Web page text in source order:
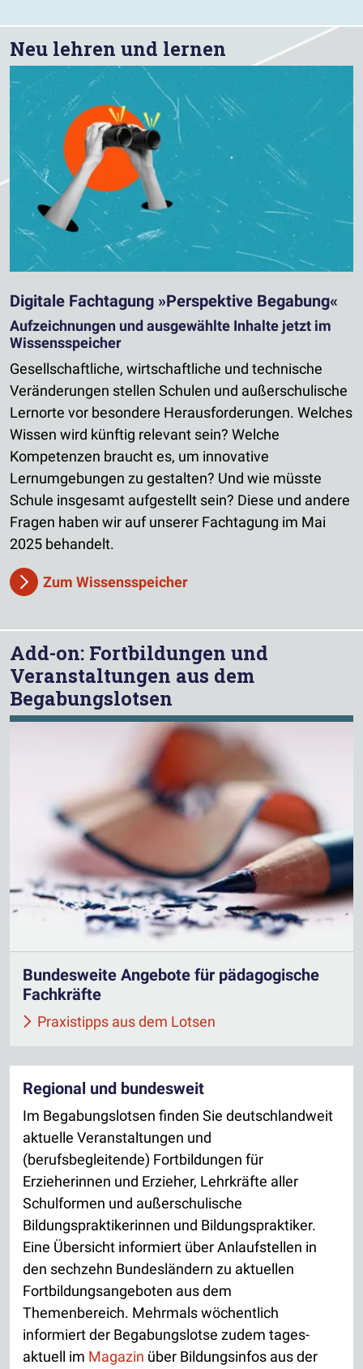
Neu lehren und lernen
Digitale Fachtagung »Perspektive Begabung«
Aufzeichnungen und ausgewählte Inhalte jetzt im
Wissensspeicher
Gesellschaftliche, wirtschaftliche und technische
Veränderungen stellen Schulen und außerschulische
Lernorte vor besondere Herausforderungen. Welches
Wissen wird künftig relevant sein? Welche
Kompetenzen braucht es, um innovative
Lernumgebungen zu gestalten? Und wie müsste
Schule insgesamt aufgestellt sein? Diese und andere
Fragen haben wir auf unserer Fachtagung im Mai
2025 behandelt.
Zum Wissensspeicher
Add-on: Fortbildungen und
Veranstaltungen aus dem
Begabungslotsen
Bundesweite Angebote für pädagogische
Fachkräfte
Praxistipps aus dem Lotsen
Regional und bundesweit
Im Begabungslotsen finden Sie deutschlandweit
aktuelle Veranstaltungen und
(berufsbegleitende) Fortbildungen für
Erzieherinnen und Erzieher, Lehrkräfte aller
Schulformen und außerschulische
Bildungspraktikerinnen und Bildungspraktiker.
Eine Übersicht informiert über Anlaufstellen in
den sechzehn Bundesländern zu aktuellen
Fortbildungsangeboten aus dem
Themenbereich. Mehrmals wöchentlich
informiert der Begabungslotse zudem tages­
aktuell im Magazin über Bildungsinfos aus der